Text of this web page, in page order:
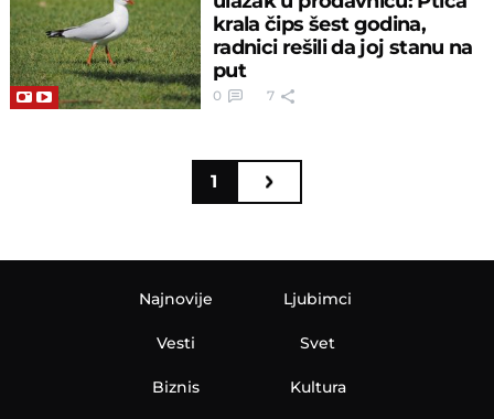
krala čips šest godina,
radnici rešili da joj stanu na
put
0 7
1
Najnovije
Vesti
Biznis
Ljubimci
Svet
Kultura